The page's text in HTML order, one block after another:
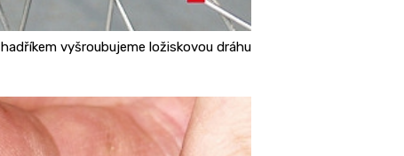
vyšroubujeme ložiskovou dráhu